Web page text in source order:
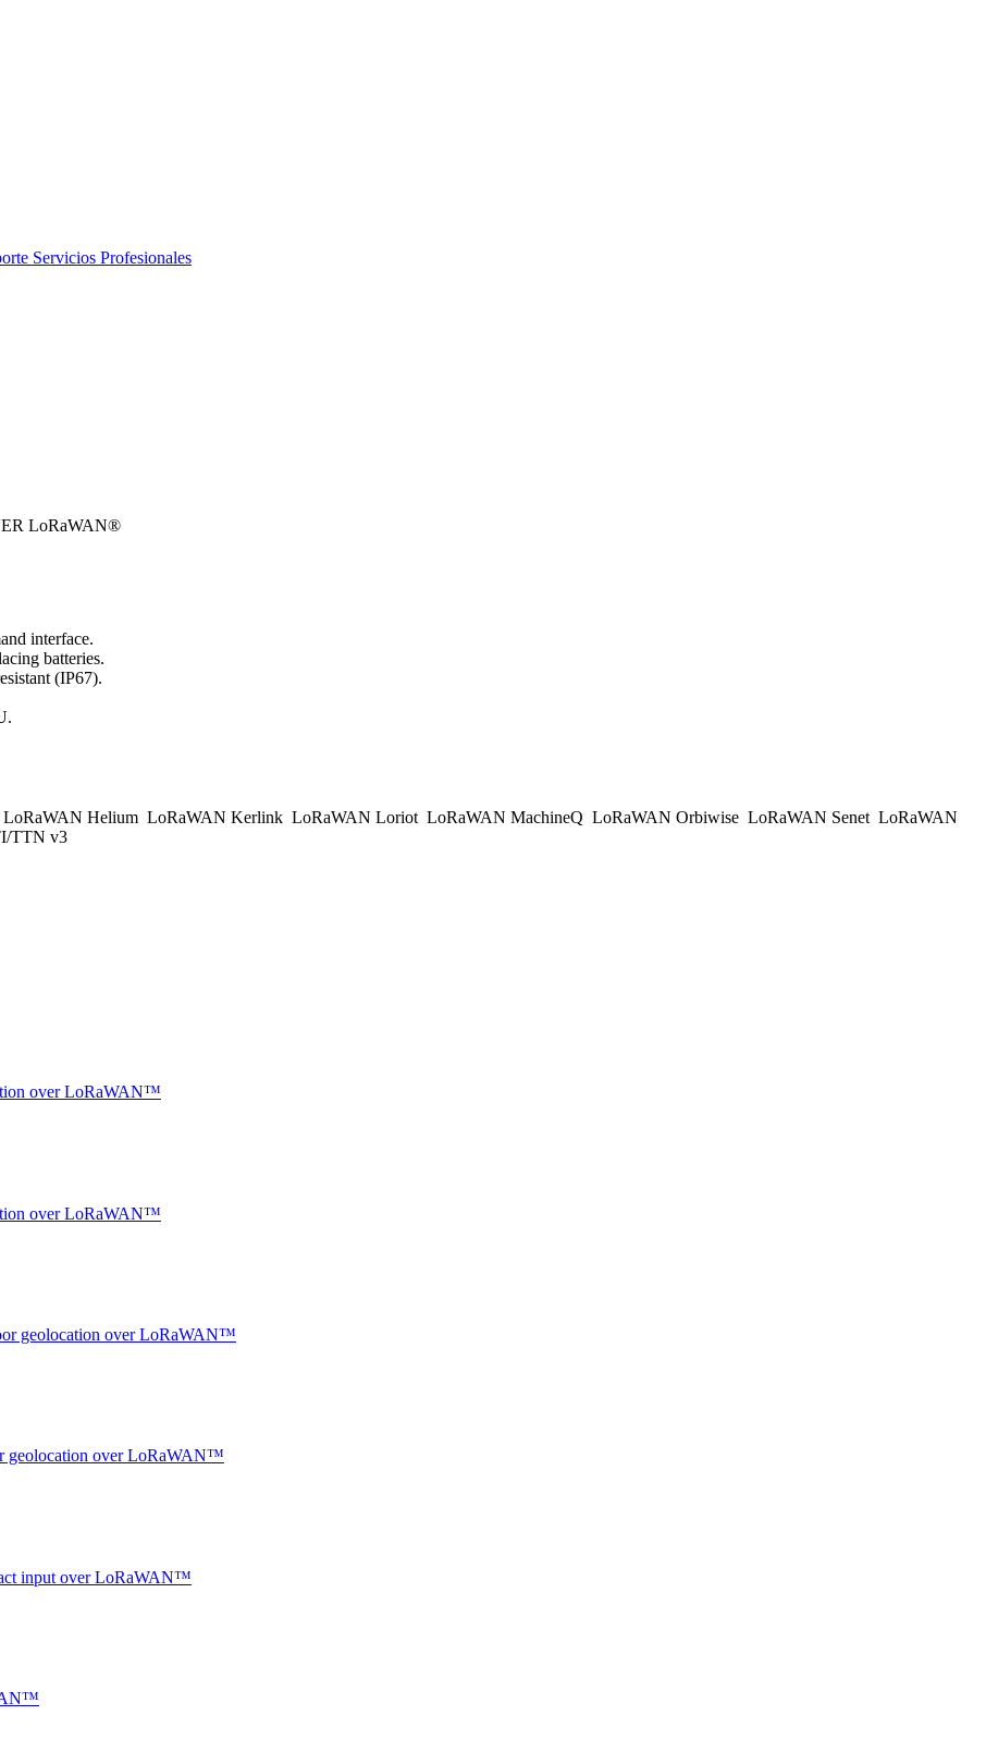
Servicios Profesionales
LoRaWAN®
interface.
batteries.
(IP67).
LoRaWAN Helium LoRaWAN Kerlink LoRaWAN Loriot LoRaWAN MachineQ LoRaWAN Orbiwise LoRaWAN Senet LoRaWAN
TTN v3
over LoRaWAN™
over LoRaWAN™
geolocation over LoRaWAN™
geolocation over LoRaWAN™
input over LoRaWAN™